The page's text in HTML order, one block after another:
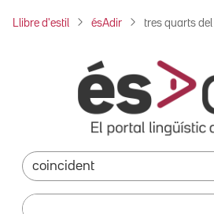
Llibre d'estil ésAdir tres quarts